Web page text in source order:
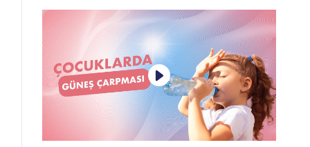
de Grip Aşısı Yapılır mı?